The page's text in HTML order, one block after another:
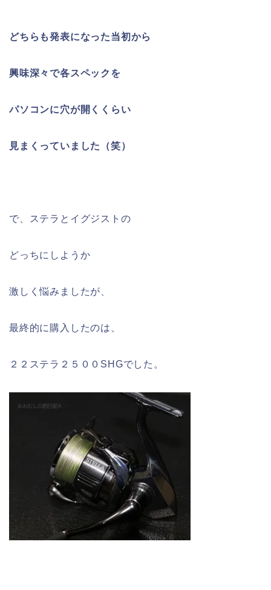
どちらも発表になった当初から
興味深々で各スペックを
パソコンに穴が開くくらい
見まくっていました（笑）
で、ステラとイグジストの
どっちにしようか
激しく悩みましたが、
最終的に購入したのは、
２２ステラ２５００SHGでした。